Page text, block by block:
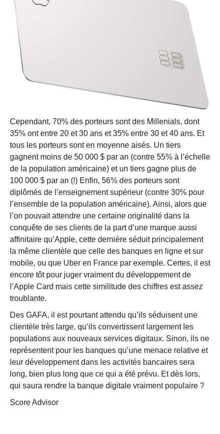
Cependant, 70% des porteurs sont des Millenials, dont
35% ont entre 20 et 30 ans et 35% entre 30 et 40 ans. Et
tous les porteurs sont en moyenne aisés. Un tiers
gagnent moins de 50 000 $ par an (contre 55% à l’échelle
de la population américaine) et un tiers gagne plus de
100 000 $ par an (!) Enfin, 56% des porteurs sont
diplômés de l’enseignement supérieur (contre 30% pour
l’ensemble de la population américaine). Ainsi, alors que
l’on pouvait attendre une certaine originalité dans la
conquête de ses clients de la part d’une marque aussi
affinitaire qu’Apple, cette dernière séduit principalement
la même clientèle que celle des banques en ligne et sur
mobile, ou que Uber en France par exemple. Certes, il est
encore tôt pour juger vraiment du développement de
l’Apple Card mais cette similitude des chiffres est assez
troublante.
Des GAFA, il est pourtant attendu qu’ils séduisent une
clientèle très large, qu’ils convertissent largement les
populations aux nouveaux services digitaux. Sinon, ils ne
représentent pour les banques qu’une menace relative et
leur développement dans les activités bancaires sera
long, bien plus long que ce qui a été prévu. Et dès lors,
qui saura rendre la banque digitale vraiment populaire ?
Score Advisor